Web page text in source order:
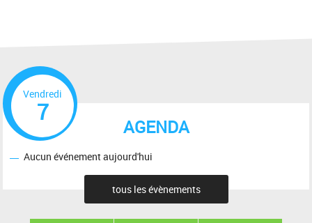
AGENDA
Vendredi
7
Aucun événement aujourd'hui
tous les évènements